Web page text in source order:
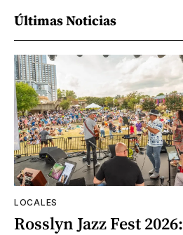
Últimas Noticias
LOCALES
Rosslyn Jazz Fest 2026: